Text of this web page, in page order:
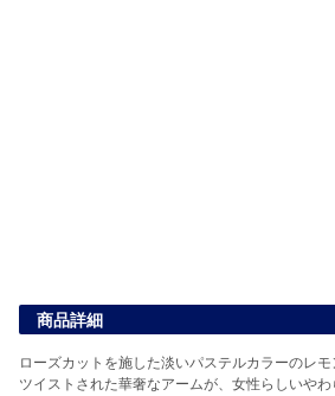
商品詳細
ローズカットを施した淡いパステルカラーのレモ
ツイストされた華奢なアームが、女性らしいや